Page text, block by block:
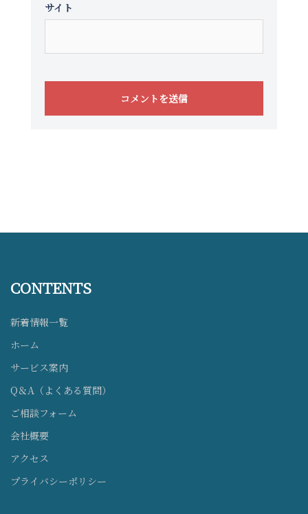
サイト
CONTENTS
新着情報一覧
ホーム
サービス案内
Q＆A（よくある質問）
ご相談フォーム
会社概要
アクセス
プライバシーポリシー